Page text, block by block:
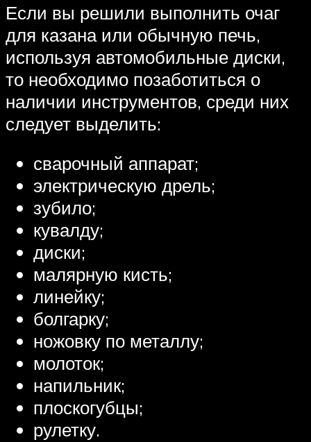
Если вы решили выполнить очаг
для казана или обычную печь,
используя автомобильные диски,
то необходимо позаботиться о
наличии инструментов, среди них
следует выделить:
сварочный аппарат;
электрическую дрель;
зубило;
кувалду;
диски;
малярную кисть;
линейку;
болгарку;
ножовку по металлу;
молоток;
напильник;
плоскогубцы;
рулетку.